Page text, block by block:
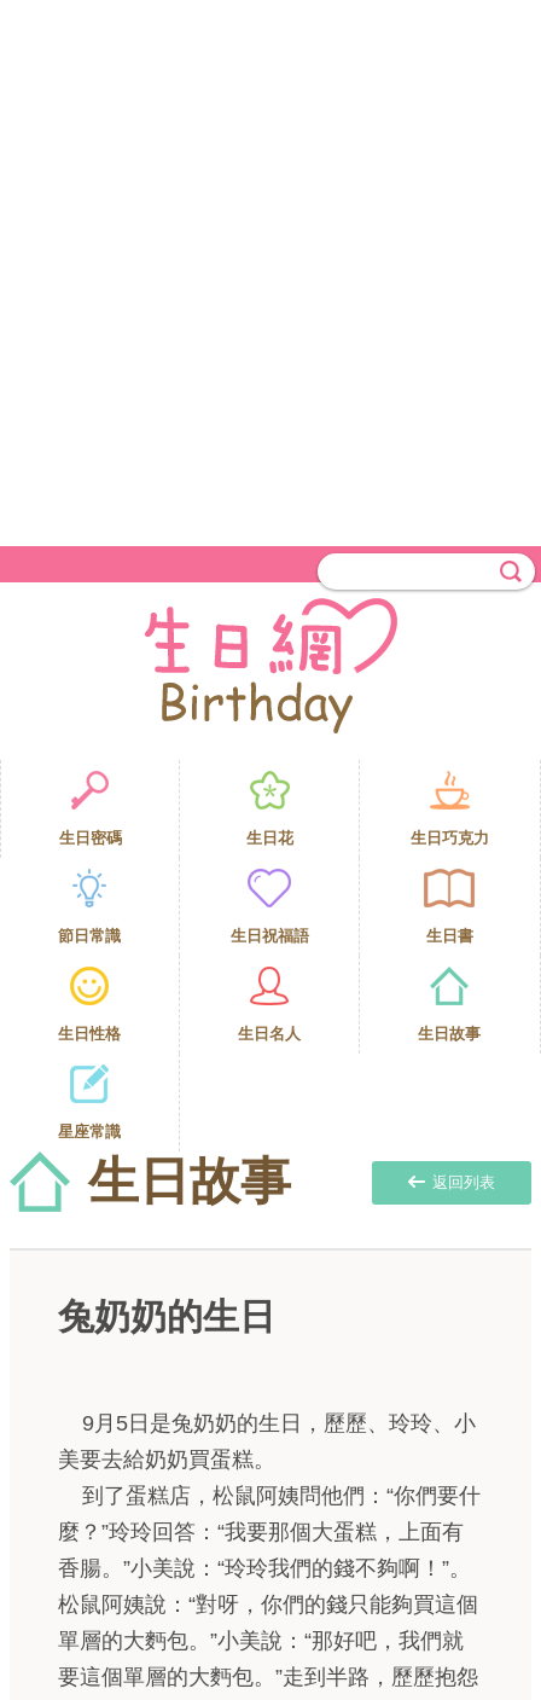
生日密碼 生日花 生日巧克力
節日常識 生日祝福語 生日書
生日性格 生日名人 生日故事
星座常識
生日故事 返回列表
兔奶奶的生日
9月5日是兔奶奶的生日，歷歷、玲玲、小
美要去給奶奶買蛋糕。
到了蛋糕店，松鼠阿姨問他們：“你們要什
麼？”玲玲回答：“我要那個大蛋糕，上面有
香腸。”小美說：“玲玲我們的錢不夠啊！”。
松鼠阿姨說：“對呀，你們的錢只能夠買這個
單層的大麪包。”小美說：“那好吧，我們就
要這個單層的大麪包。”走到半路，歷歷抱怨